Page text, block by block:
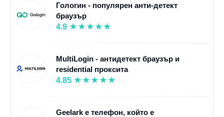
Гологин - популярен анти-детект
браузър
4.9
MultiLogin - антидетект браузър и
residential проксита
4.85
Geelark е телефон, който е